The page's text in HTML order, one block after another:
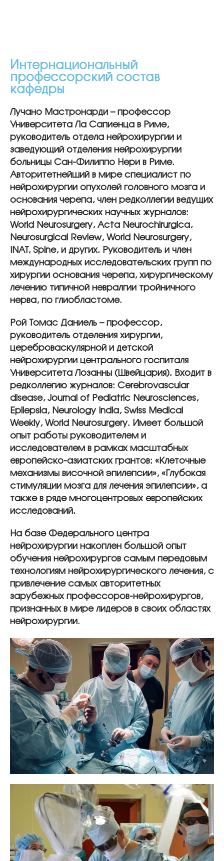
Интернациональный
профессорский состав
кафедры
Лучано Мастронарди – профессор
Университета Ла Сапиенца в Риме,
руководитель отдела нейрохирургии и
заведующий отделения нейрохирургии
больницы Сан-Филиппо Нери в Риме.
Авторитетнейший в мире специалист по
нейрохирургии опухолей головного мозга и
основания черепа, член редколлегии ведущих
нейрохирургических научных журналов:
World Neurosurgery, Acta Neurochirurgica,
Neurosurgical Review, World Neurosurgery,
INAT, Spine, и других. Руководитель и член
международных исследовательских групп по
хирургии основания черепа, хирургическому
лечению типичной невралгии тройничного
нерва, по глиобластоме.
Рой Томас Даниель – профессор,
руководитель отделения хирургии,
цереброваскулярной и детской
нейрохирургии центрального госпиталя
Университета Лозанны (Швейцария). Входит в
редколлегию журналов: Cerebrovascular
disease, Journal of Pediatric Neurosciences,
Epilepsia, Neurology India, Swiss Medical
Weekly, World Neurosurgery. Имеет большой
опыт работы руководителем и
исследователем в рамках масштабных
европейско-азиатских грантов: «Клеточные
механизмы височной эпилепсии», «Глубокая
стимуляции мозга для лечения эпилепсии», а
также в ряде многоцентровых европейских
исследований.
На базе Федерального центра
нейрохирургии накоплен большой опыт
обучения нейрохирургов самым передовым
технологиям нейрохирургического лечения, с
привлечение самых авторитетных
зарубежных профессоров-нейрохирургов,
признанных в мире лидеров в своих областях
нейрохирургии.